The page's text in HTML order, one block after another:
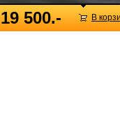
19 500.- В